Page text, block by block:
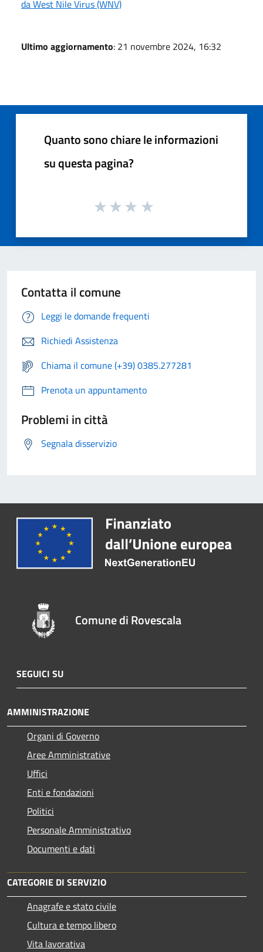
da West Nile Virus (WNV)
Ultimo aggiornamento: 21 novembre 2024, 16:32
Quanto sono chiare le informazioni
su questa pagina?
Contatta il comune
Leggi le domande frequenti
Richiedi Assistenza
Chiama il comune (+39) 0385.277281
Prenota un appuntamento
Problemi in città
Segnala disservizio
Comune di Rovescala
SEGUICI SU
AMMINISTRAZIONE
Organi di Governo
Aree Amministrative
Uffici
Enti e fondazioni
Politici
Personale Amministrativo
Documenti e dati
CATEGORIE DI SERVIZIO
Anagrafe e stato civile
Cultura e tempo libero
Vita lavorativa